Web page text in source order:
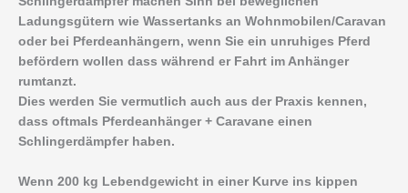
Ladungsgütern wie Wassertanks an Wohnmobilen/Caravan
oder bei Pferdeanhängern, wenn Sie ein unruhiges Pferd
befördern wollen dass während er Fahrt im Anhänger
rumtanzt.
Dies werden Sie vermutlich auch aus der Praxis kennen,
dass oftmals Pferdeanhänger + Caravane einen
Schlingerdämpfer haben.
Wenn 200 kg Lebendgewicht in einer Kurve ins kippen